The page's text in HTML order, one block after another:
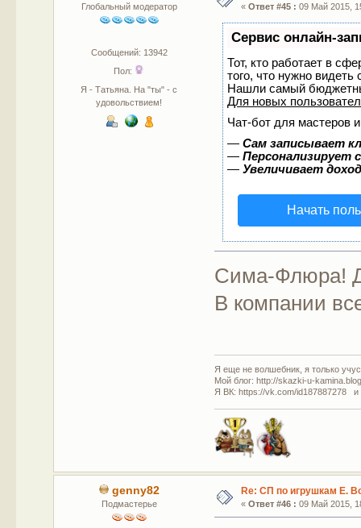
Глобальный модератор
Сообщений: 13942
Пол:
Я - Татьяна. На "ты" - с
удовольствием!
« Ответ #45 : 09 Май 2015,
Сервис онлайн-
Тот, кто работает в
того, что нужно
Нашли самый
Для новых
Чат-бот для мастеров
—Сам записывает
—Персонализирует
—Увеличивает
Начать
Сима-Флюра!
В компании
Я еще не волшебник, я только
Мой блог: http://skazki-u-
Я ВК: https://vk.com/id187887278 и
genny82
Подмастерье
Re: СП по игрушкам Е.
« Ответ #46 : 09 Май 2015,